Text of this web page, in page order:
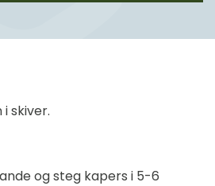
skiver.
og steg kapers i 5-6